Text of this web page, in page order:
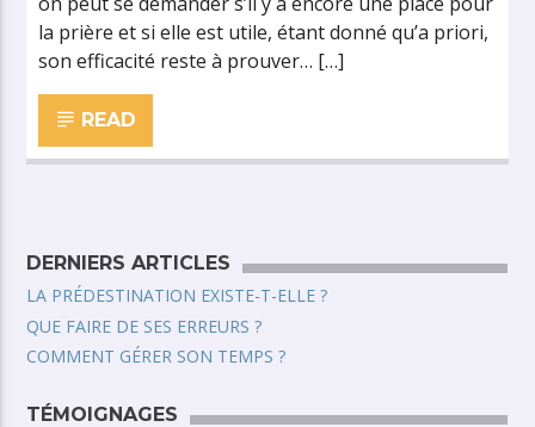
la prière et si elle est utile, étant donné qu’a priori,
son efficacité reste à prouver… […]
READ
DERNIERS ARTICLES
LA PRÉDESTINATION EXISTE-T-ELLE ?
QUE FAIRE DE SES ERREURS ?
COMMENT GÉRER SON TEMPS ?
TÉMOIGNAGES